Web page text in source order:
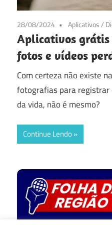
28/08/2024 Aplicativos/
Aplicativos
fotos e vídeos
Com certeza não existe
fotografias para
da vida, não é mesmo?
Continue Lendo